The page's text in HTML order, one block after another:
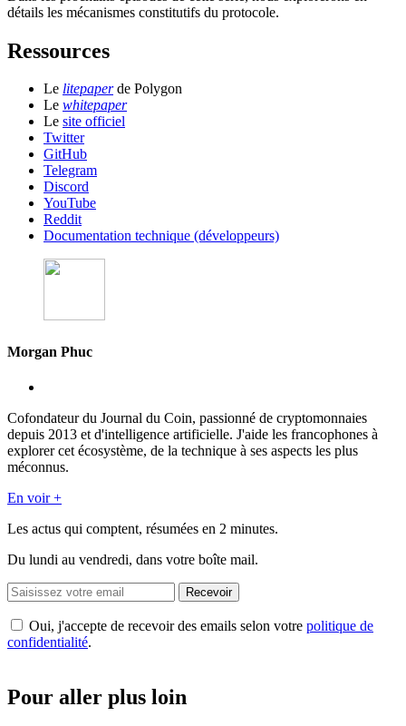
détails les mécanismes constitutifs du protocole.
Ressources
Le litepaperde Polygon
Le whitepaper
Le site officiel
Twitter
GitHub
Telegram
Discord
YouTube
Reddit
Documentation technique (développeurs)
Morgan Phuc
Cofondateur du Journal du Coin, passionné de cryptomonnaies
depuis 2013 et d'intelligence artificielle. J'aide les francophones à
explorer cet écosystème, de la technique à ses aspects les plus
méconnus.
En voir +
Les actus qui comptent, résumées en 2 minutes.
Du lundi au vendredi, dans votre boîte mail.
Recevoir
Oui, j'accepte de recevoir des emails selon votre politique de
confidentialité.
Pour aller plus loin